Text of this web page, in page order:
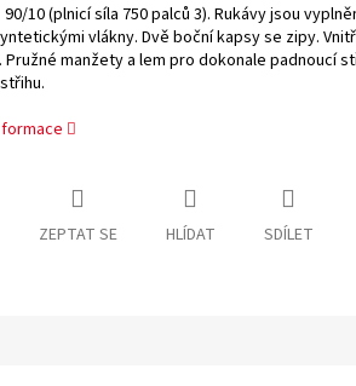
10 (plnicí síla 750 palců 3). Rukávy jsou
vlákny. Dvě boční kapsy se zipy.
Pružné manžety a lem pro dokonale padnoucí
ZEPTAT SE HLÍDAT SDÍLET